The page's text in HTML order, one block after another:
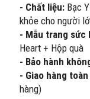
- Chất liệu: Bạc
khỏe cho người
- Mẫu trang sức
Heart + Hộp quà
- Bảo hành
- Giao hàng
hàng)